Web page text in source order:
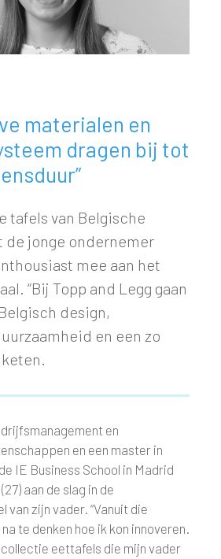
materialen en
dragen bij tot
tafels van Belgische
jonge ondernemer
mee aan het
“Bij Topp and Legg gaan
design,
en een zo
en
en een master in
IE Business School in Madrid
aan de slag in de
van zijn vader. “Vanuit die
te denken hoe ik kon innoveren.
eettafels die mijn vader